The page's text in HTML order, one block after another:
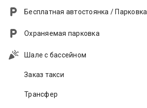
Бесплатная автостоянка / Парковка
Охраняемая парковка
Шале с бассейном
Заказ такси
Трансфер